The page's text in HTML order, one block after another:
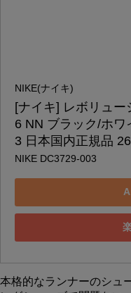
NIKE(ナイキ)
[ナイキ] レボリュ
6 NN ブラック/ホ
3 日本国内正規品
NIKE DC3729-003
本格的なランナーのシュ